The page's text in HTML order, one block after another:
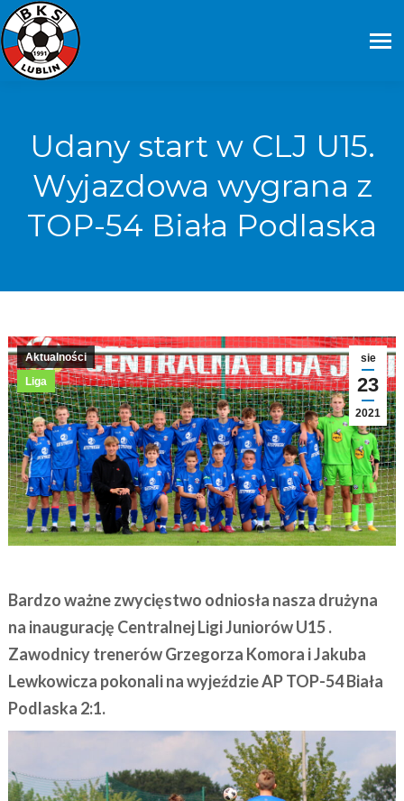
Udany start w CLJ U15.
Wyjazdowa wygrana z
TOP-54 Biała Podlaska
sie
23
2021
Aktualności
Liga
Bardzo ważne zwycięstwo odniosła nasza drużyna
na inaugurację Centralnej Ligi Juniorów U15 .
Zawodnicy trenerów Grzegorza Komora i Jakuba
Lewkowicza pokonali na wyjeździe AP TOP-54 Biała
Podlaska 2:1.